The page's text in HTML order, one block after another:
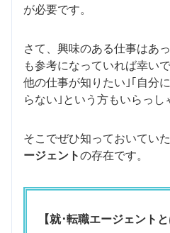
が必要です。
さて、興味のある仕事はあ
も参考になっていれば幸い
他の仕事が知りたい｣｢自分
らない｣という方もいらっし
そこでぜひ知っておいてい
ージェントの存在です。
【就･転職エージェントと